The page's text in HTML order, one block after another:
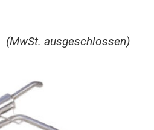
(MwSt. ausgeschlossen)